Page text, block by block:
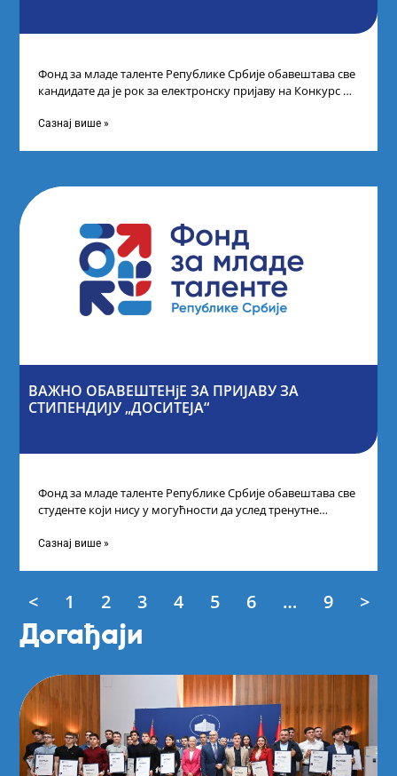
Фонд за младе таленте Републике Србије обавештава све
кандидате да је рок за електронску пријаву на Конкурс за
Сазнај више »
ВАЖНО ОБАВЕШТЕНјЕ ЗА ПРИЈАВУ ЗА
СТИПЕНДИЈУ „ДОСИТЕЈА“
Фонд за младе таленте Републике Србије обавештава све
студенте који нису у могућности да услед тренутне
Сазнај више »
< 1 2 3 4 5 6 … 9 >
Догађаји